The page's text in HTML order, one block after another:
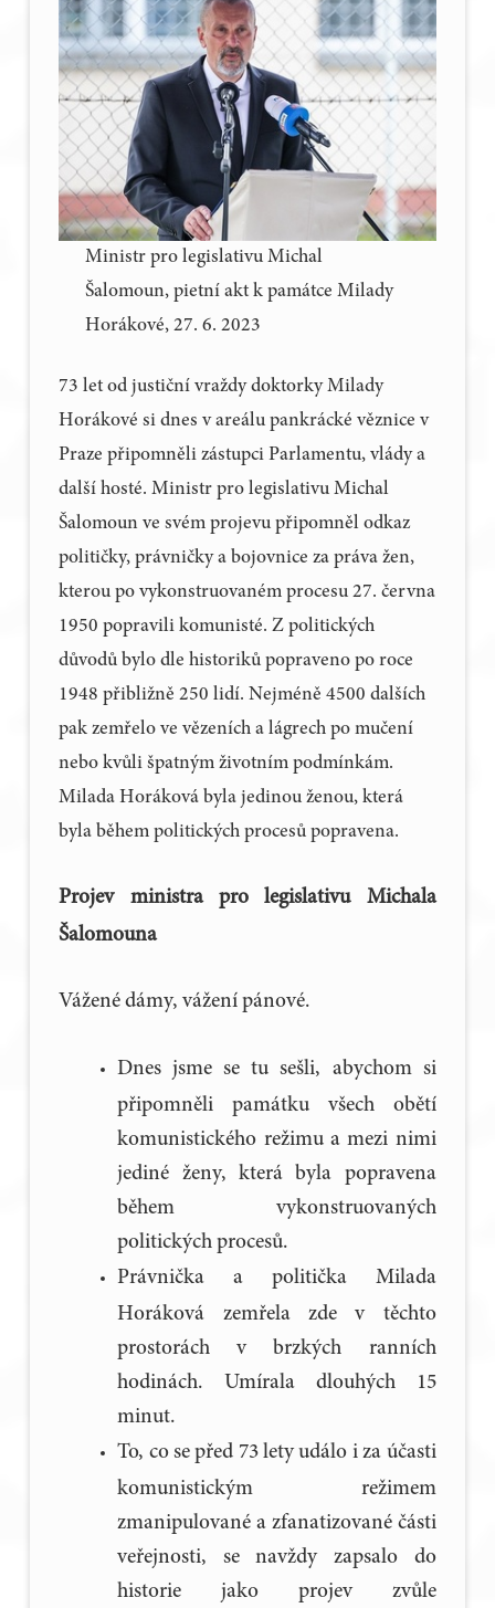
Ministr pro legislativu Michal
Šalomoun, pietní akt k památce Milady
Horákové, 27. 6. 2023
73 let od justiční vraždy doktorky Milady
Horákové si dnes v areálu pankrácké věznice v
Praze připomněli zástupci Parlamentu, vlády a
další hosté. Ministr pro legislativu Michal
Šalomoun ve svém projevu připomněl odkaz
političky, právničky a bojovnice za práva žen,
kterou po vykonstruovaném procesu 27. června
1950 popravili komunisté. Z politických
důvodů bylo dle historiků popraveno po roce
1948 přibližně 250 lidí. Nejméně 4500 dalších
pak zemřelo ve vězeních a lágrech po mučení
nebo kvůli špatným životním podmínkám.
Milada Horáková byla jedinou ženou, která
byla během politických procesů popravena.
Projev ministra pro legislativu Michala
Šalomouna
Vážené dámy, vážení pánové.
Dnes jsme se tu sešli, abychom si
připomněli památku všech obětí
komunistického režimu a mezi nimi
jediné ženy, která byla popravena
během vykonstruovaných
politických procesů.
Právnička a politička Milada
Horáková zemřela zde v těchto
prostorách v brzkých ranních
hodinách. Umírala dlouhých 15
minut.
To, co se před 73 lety událo i za účasti
komunistickým režimem
zmanipulované a zfanatizované části
veřejnosti, se navždy zapsalo do
historie jako projev zvůle